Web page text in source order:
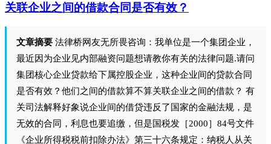
关联企业之间的借款合同是否有效？
文章摘要 法律桥网友无所畏咨询：我单位是一个集团企业，
最近因为企业见内部融资问题想请教你有关的法律问题.请问
集团核心企业贷款给下属控股企业，这种企业间的贷款合同
是否有效？他们之间的借款算不算关联企业之间的借款？ 有
关司法解释好象说企业间的借贷违反了国家的金融法规，是
无效的合同，利息也要追缴，但是国税发［2000］84号文件
《企业所得税税前扣除办法》第三十六条规定：纳税人从关